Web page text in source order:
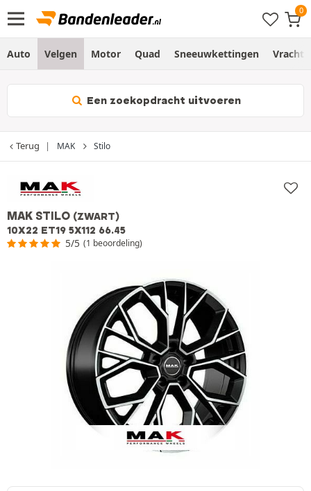
Auto Velgen Motor Quad Sneeuwkettingen
Een zoekopdracht uitvoeren
Terug MAK Stilo
MAK STILO (ZWART)
10X22 ET19 5X112 66.45
5/5 (1 beoordeling)